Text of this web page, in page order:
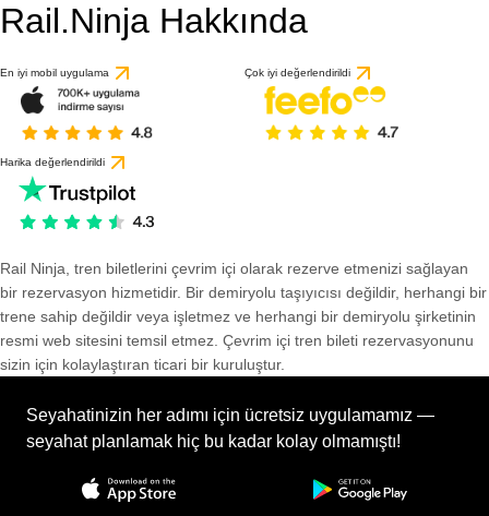
Rail.Ninja Hakkında
En iyi mobil uygulama Çok iyi değerlendirildi
Harika değerlendirildi
Rail Ninja, tren biletlerini çevrim içi olarak rezerve etmenizi sağlayan
bir rezervasyon hizmetidir. Bir demiryolu taşıyıcısı değildir, herhangi bir
trene sahip değildir veya işletmez ve herhangi bir demiryolu şirketinin
resmi web sitesini temsil etmez. Çevrim içi tren bileti rezervasyonunu
sizin için kolaylaştıran ticari bir kuruluştur.
Seyahatinizin her adımı için ücretsiz uygulamamız —
seyahat planlamak hiç bu kadar kolay olmamıştı!